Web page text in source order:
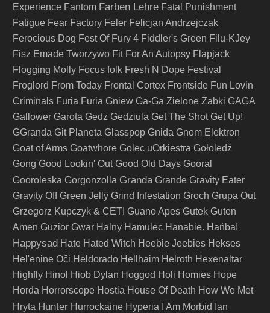
Experience Fantom Farben Lehre Fatal Punishment
Fatigue Fear Factory Feler Felicjan Andrzejczak
Ferocious Dog Fest Of Fury 4 Fiddler's Green Filu-KJey
Fisz Emade Tworzywo Fit For An Autopsy Flapjack
Flogging Molly Focus folk Fresh N Dope Festival
Froglord From Today Frontal Cortex Frontside Fun Lovin
Criminals Furia Furia Gniew Ga-Ga Zielone Żabki GAGA
Gallower Garota Gedz Gedziula Get The Shot Get Up!
GGranda Git Planeta Glasspop Gnida Gnom Elektron
Goat of Arms Goatwhore Golec uOrkiestra Gołoledź
Gong Good Lookin' Out Good Old Days Gooral
Gooroleska Gorgonzolla Granda Grande Gravity Eater
Gravity Off Green Jellÿ Grind Infestation Groch Grupa Out
Grzegorz Kupczyk & CETI Guano Apes Gutek Guten
Amen Guzior Gwar Halny Hamulec Hanabie. Hańba!
Happysad Hate Hated Witch Heebie Jeebies Hekses
Hel'enine Oči Heldorado Hellhaim Helroth Hexenaltar
Highfly Hinol Hiob Dylan Hoggod Holi Homies Hope
Horda Horrorscope Hostia House Of Death How We Met
Hryta Hunter Hurrockaine Hyperia I Am Morbid Ian